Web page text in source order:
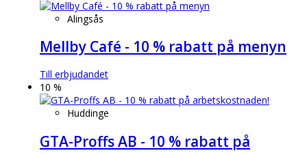
Alingsås
Mellby Café - 10 % rabatt på menyn
Till erbjudandet
10 %
Huddinge
GTA-Proffs AB - 10 % rabatt på